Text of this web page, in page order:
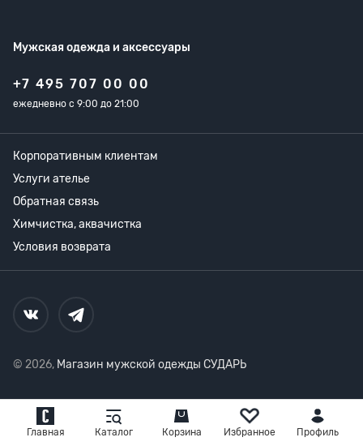
Главная Каталог Корзина Избранное Профиль
Мужская одежда и аксессуары
+7 495 707 00 00
ежедневно с 9:00 до 21:00
Корпоративным клиентам
Услуги ателье
Обратная связь
Химчистка, аквачистка
Условия возврата
© 2026, Магазин мужской одежды СУДАРЬ